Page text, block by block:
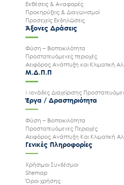
Εκθέσεις & Αναφορές
Προκηρύξεις & Διαγωνισμοί
Προσεχείς Εκδηλώσεις
Άξονες Δράσεις
Φύση – Βιοποικιλότητα
Προστατευόμενες περιοχές
Αειφόρος Ανάπτυξη και Κλιματική
Μ.Δ.Π.Π
Μονάδες Διαχείρισης
Έργα / Δραστηριότητα
Φύση – Βιοποικιλότητα
Προστατευόμενες Περιοχές
Αειφόρος Ανάπτυξη Και Κλιματική
Γενικές Πληροφορίες
Χρήσιμοι Συνδέσμοι
Sitemap
Όροι χρήσης